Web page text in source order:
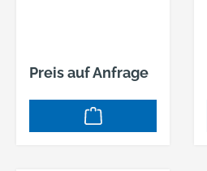
Preis auf Anfrage